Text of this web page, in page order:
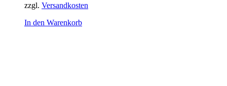
zzgl. Versandkosten
In den Warenkorb